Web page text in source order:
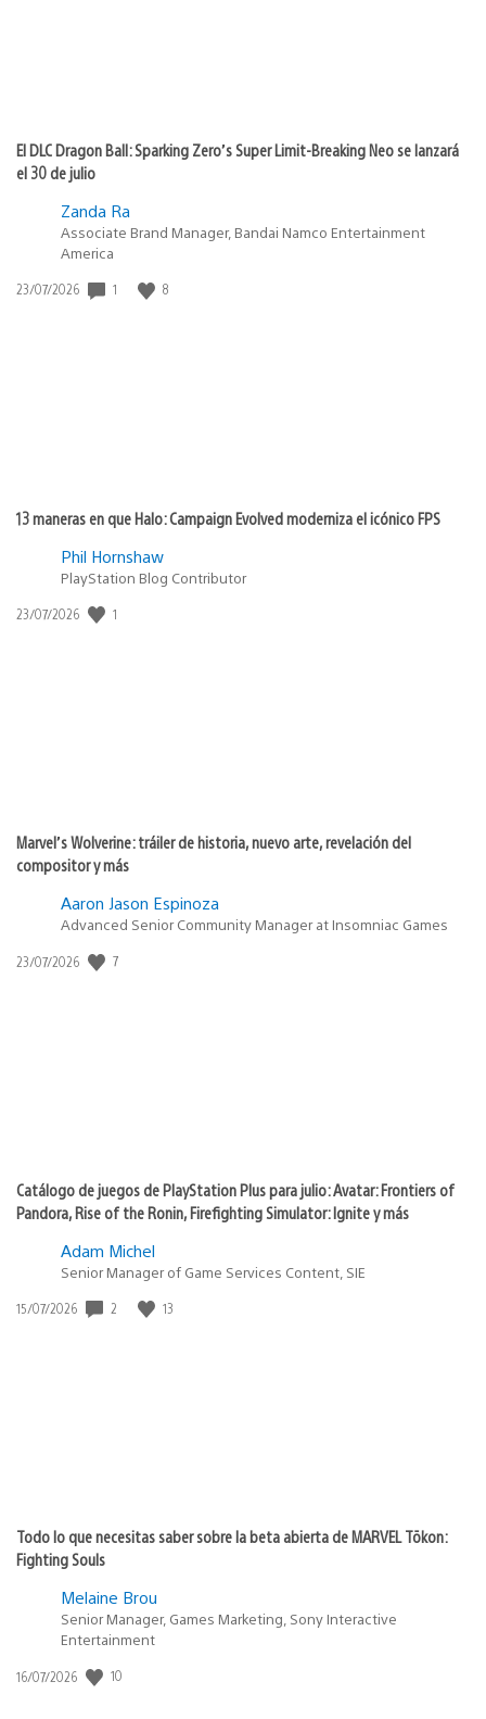
El DLC Dragon Ball: Sparking Zero’s Super Limit-Breaking Neo se lanzará
el 30 de julio
Zanda Ra
Associate Brand Manager, Bandai Namco Entertainment
America
Fecha
23/07/2026 1 8
13 maneras en que Halo: Campaign Evolved moderniza el icónico FPS
Phil Hornshaw
PlayStation Blog Contributor
Fecha
23/07/2026 1
Marvel’s Wolverine: tráiler de historia, nuevo arte, revelación del
compositor y más
Aaron Jason Espinoza
Advanced Senior Community Manager at Insomniac Games
Fecha
23/07/2026 7
Catálogo de juegos de PlayStation Plus para julio: Avatar: Frontiers of
Pandora, Rise of the Ronin, Firefighting Simulator: Ignite y más
Adam Michel
Senior Manager of Game Services Content, SIE
Fecha
15/07/2026 2 13
Todo lo que necesitas saber sobre la beta abierta de MARVEL Tōkon:
Fighting Souls
Melaine Brou
Senior Manager, Games Marketing, Sony Interactive
Entertainment
Fecha
16/07/2026 10